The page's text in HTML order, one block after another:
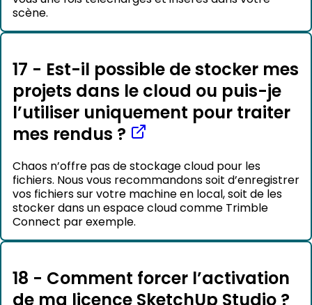
scène.
17 - Est-il possible de stocker mes
projets dans le cloud ou puis-je
l’utiliser uniquement pour traiter
mes rendus ?
Chaos n’offre pas de stockage cloud pour les
fichiers. Nous vous recommandons soit d’enregistrer
vos fichiers sur votre machine en local, soit de les
stocker dans un espace cloud comme Trimble
Connect par exemple.
18 - Comment forcer l’activation
de ma licence SketchUp Studio ?